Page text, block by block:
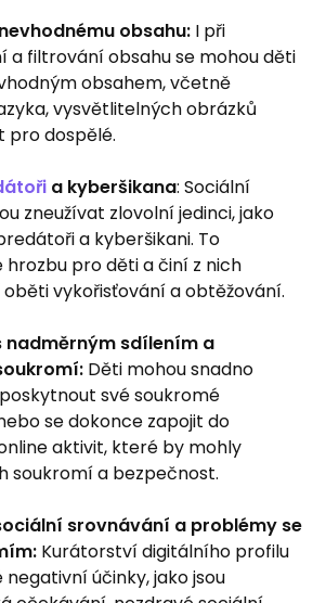
obsahu: I při
a filtrování obsahu se mohou děti
obsahem, včetně
vysvětlitelných obrázků
pro dospělé.
a kyberšikana: Sociální
zneužívat zlovolní jedinci, jako
a kyberšikani. To
hrozbu pro děti a činí z nich
vykořisťování a obtěžování.
nadměrným sdílením a
Děti mohou snadno
své soukromé
se dokonce zapojit do
aktivit, které by mohly
soukromí a bezpečnost.
srovnávání a problémy se
Kurátorství digitálního profilu
účinky, jako jsou